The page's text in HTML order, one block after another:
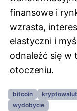
finansowe i
wzrasta,
elastyczni i
odnaleźć się
otoczeniu.
bitcoin
wydobycie